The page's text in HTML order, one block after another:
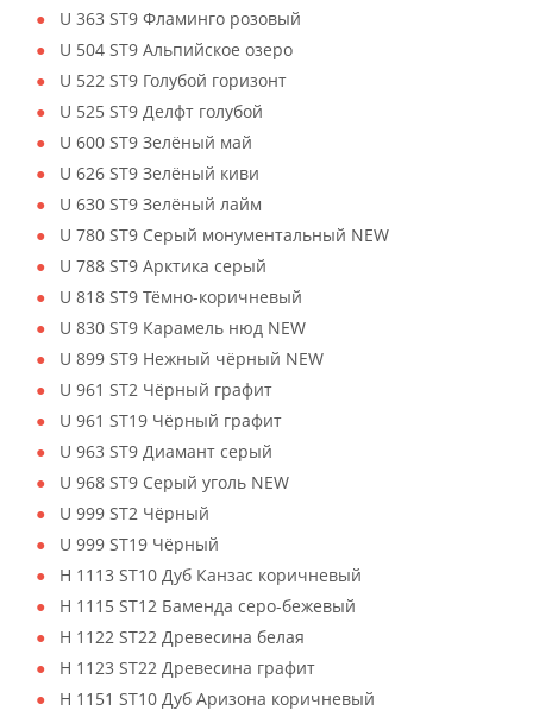
U 363 ST9 Фламинго розовый
U 504 ST9 Альпийское озеро
U 522 ST9 Голубой горизонт
U 525 ST9 Делфт голубой
U 600 ST9 Зелёный май
U 626 ST9 Зелёный киви
U 630 ST9 Зелёный лайм
U 780 ST9 Серый монументальный NEW
U 788 ST9 Арктика серый
U 818 ST9 Тёмно-коричневый
U 830 ST9 Карамель нюд NEW
U 899 ST9 Нежный чёрный NEW
U 961 ST2 Чёрный графит
U 961 ST19 Чёрный графит
U 963 ST9 Диамант серый
U 968 ST9 Серый уголь NEW
U 999 ST2 Чёрный
U 999 ST19 Чёрный
H 1113 ST10 Дуб Канзас коричневый
H 1115 ST12 Баменда серо-бежевый
H 1122 ST22 Древесина белая
H 1123 ST22 Древесина графит
H 1151 ST10 Дуб Аризона коричневый